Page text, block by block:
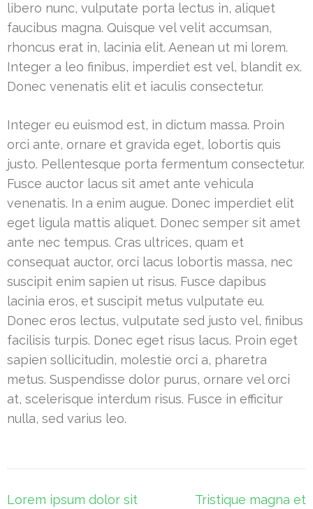
libero nunc, vulputate porta lectus in, aliquet
faucibus magna. Quisque vel velit accumsan,
rhoncus erat in, lacinia elit. Aenean ut mi lorem.
Integer a leo finibus, imperdiet est vel, blandit ex.
Donec venenatis elit et iaculis consectetur.
Integer eu euismod est, in dictum massa. Proin
orci ante, ornare et gravida eget, lobortis quis
justo. Pellentesque porta fermentum consectetur.
Fusce auctor lacus sit amet ante vehicula
venenatis. In a enim augue. Donec imperdiet elit
eget ligula mattis aliquet. Donec semper sit amet
ante nec tempus. Cras ultrices, quam et
consequat auctor, orci lacus lobortis massa, nec
suscipit enim sapien ut risus. Fusce dapibus
lacinia eros, et suscipit metus vulputate eu.
Donec eros lectus, vulputate sed justo vel, finibus
facilisis turpis. Donec eget risus lacus. Proin eget
sapien sollicitudin, molestie orci a, pharetra
metus. Suspendisse dolor purus, ornare vel orci
at, scelerisque interdum risus. Fusce in efficitur
nulla, sed varius leo.
Post
Lorem ipsum dolor sit
Tristique magna et